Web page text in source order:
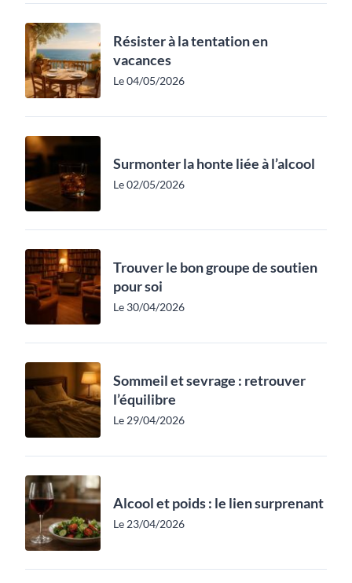
Résister à la tentation en
vacances
Le 04/05/2026
Surmonter la honte liée à l’alcool
Le 02/05/2026
Trouver le bon groupe de soutien
pour soi
Le 30/04/2026
Sommeil et sevrage : retrouver
l’équilibre
Le 29/04/2026
Alcool et poids : le lien surprenant
Le 23/04/2026